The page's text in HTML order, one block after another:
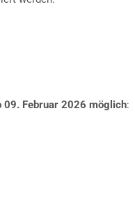
09. Februar 2026 möglich: